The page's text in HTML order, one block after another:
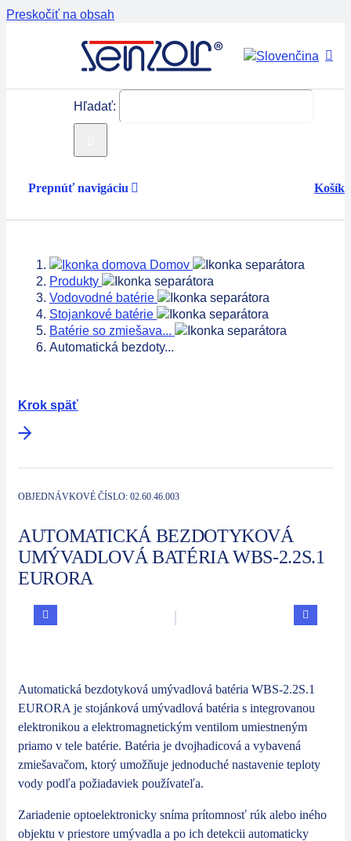
Preskočiť na obsah
Hľadať:
Prepnúť navigáciu
Servis
Technológie
Sektory
Košík
Domov
Produkty
Vodovodné batérie
Stojankové batérie
Batérie so zmiešava...
Automatická bezdoty...
Krok späť
OBJEDNÁVKOVÉ ČÍSLO:02.60.46.003
AUTOMATICKÁ BEZDOTYKOVÁ
UMÝVADLOVÁ BATÉRIA WBS-2.2S.1
EURORA
Automatická bezdotyková umývadlová batéria WBS-2.2S.1
EURORA je stojánková umývadlová batéria s integrovanou
elektronikou a elektromagnetickým ventilom umiestneným
priamo v tele batérie. Batéria je dvojhadicová a vybavená
zmiešavačom, ktorý umožňuje jednoduché nastavenie teploty
vody podľa požiadaviek používateľa.
Zariadenie optoelektronicky sníma prítomnosť rúk alebo iného
objektu v priestore umývadla a po ich detekcii automaticky